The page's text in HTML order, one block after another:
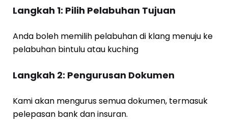
Langkah 1: Pilih Pelabuhan Tujuan
Anda boleh memilih pelabuhan di klang menuju ke
pelabuhan bintulu atau kuching
Langkah 2: Pengurusan Dokumen
Kami akan mengurus semua dokumen, termasuk
pelepasan bank dan insuran.